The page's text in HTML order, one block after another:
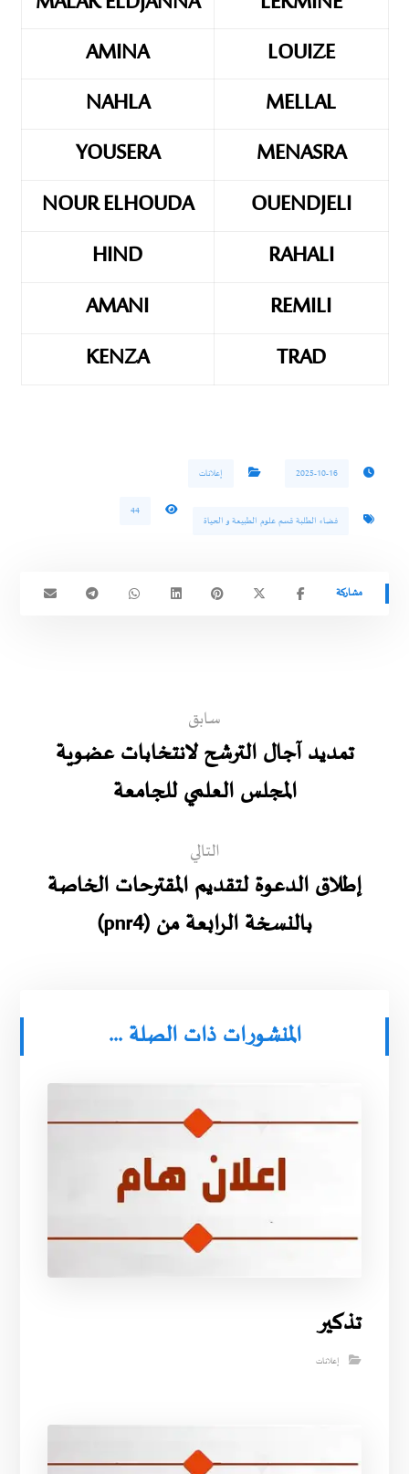
LOUIZE
AMINA
MELLAL
NAHLA
MENASRA
YOUSERA
OUENDJELI
NOUR ELHOUDA
RAHALI
HIND
REMILI
AMANI
TRAD
KENZA
2025-10-16 إعلانات
فضاء الطلبة قسم علوم الطبيعة و الحياة
44
سابق
تمديد آجال الترشح لانتخابات عضوية
المجلس العلمي للجامعة
التالي
إطلاق الدعوة لتقديم المقترحات الخاصة
بالنسخة الرابعة من (pnr4)
المنشورات ذات الصلة ...
تذكير
إعلانات